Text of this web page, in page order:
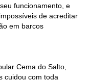
funcionamento, e
de acreditar
em barcos
Cema do Salto,
cuidou com toda